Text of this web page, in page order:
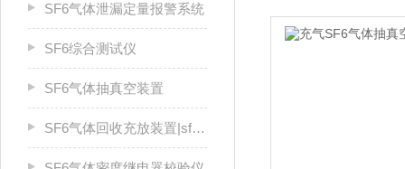
SF6气体泄漏定量报警系统
SF6综合测试仪
SF6气体抽真空装置
SF6气体回收充放装置|sf6气体回收装置